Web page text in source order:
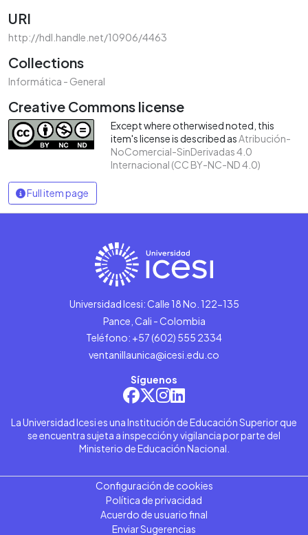
URI
http://hdl.handle.net/10906/4463
Collections
Informática - General
Creative Commons license
Except where otherwised noted, this
item's license is described asAtribución-
NoComercial-SinDerivadas 4.0
Internacional (CC BY-NC-ND 4.0)
Full item page
Universidad Icesi: Calle 18 No. 122-135
Pance, Cali - Colombia
Teléfono: +57 (602) 555 2334
ventanillaunica@icesi.edu.co
Síguenos
La Universidad Icesi es una Institución de Educación Superior que
se encuentra sujeta a inspección y vigilancia por parte del
Ministerio de Educación Nacional.
Configuración de cookies
Política de privacidad
Acuerdo de usuario final
Enviar Sugerencias